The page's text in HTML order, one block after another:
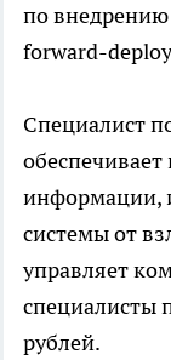
по внедрению
forward-
Специалист
информации,
системы от
управляет
специалисты
рублей.